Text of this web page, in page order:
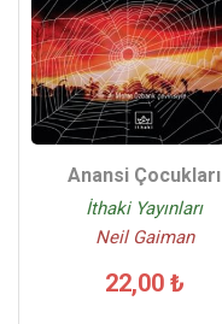
Anansi Çocukları
İthaki Yayınları
Neil Gaiman
22,00 ₺